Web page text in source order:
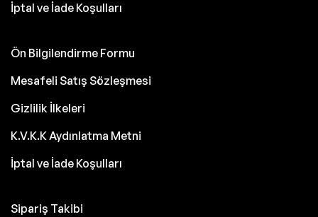
İptal ve İade Koşulları
Ön Bilgilendirme Formu
Mesafeli Satış Sözleşmesi
Gizlilik İlkeleri
K.V.K.K Aydınlatma Metni
İptal ve İade Koşulları
Sipariş Takibi